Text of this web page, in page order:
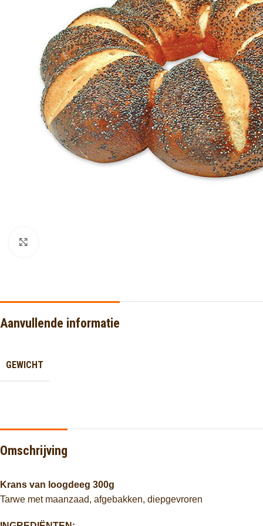
Aanvullende informatie
GEWICHT
Omschrijving
Krans van loogdeeg 300g
Tarwe met maanzaad, afgebakken, diepgevroren